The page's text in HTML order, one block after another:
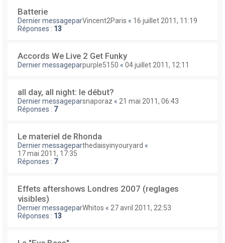
Batterie
Dernier messageparVincent2Paris « 16 juillet 2011, 11:19
Réponses : 13
Accords We Live 2 Get Funky
Dernier messageparpurple5150 « 04 juillet 2011, 12:11
all day, all night: le début?
Dernier messageparsnaporaz « 21 mai 2011, 06:43
Réponses : 7
Le materiel de Rhonda
Dernier messageparthedaisyinyouryard «
17 mai 2011, 17:35
Réponses : 7
Effets aftershows Londres 2007 (reglages
visibles)
Dernier messageparWhitos « 27 avril 2011, 22:53
Réponses : 13